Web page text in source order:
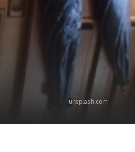
unsplash.com